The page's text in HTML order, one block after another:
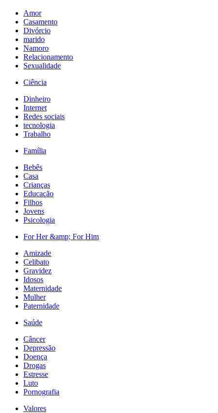
Amor
Casamento
Divórcio
marido
Namoro
Relacionamento
Sexualidade
Ciência
Dinheiro
Internet
Redes sociais
tecnologia
Trabalho
Família
Bebês
Casa
Crianças
Educação
Filhos
Jovens
Psicologia
For Her &amp; For Him
Amizade
Celibato
Gravidez
Idosos
Maternidade
Mulher
Paternidade
Saúde
Câncer
Depressão
Doença
Drogas
Estresse
Luto
Pornografia
Valores